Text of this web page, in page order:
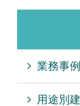
業務事例
用途別